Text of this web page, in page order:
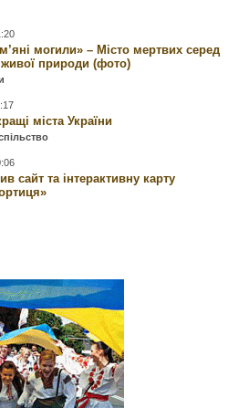
могили» – Місто мертвих серед
живої природи (фото)
міста України
сайт та інтерактивну карту